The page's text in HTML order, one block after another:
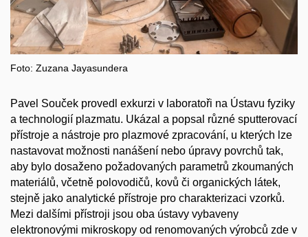
Foto: Zuzana Jayasundera
Pavel Souček provedl exkurzi v laboratoři na Ústavu fyziky
a technologií plazmatu. Ukázal a popsal různé sputterovací
přístroje a nástroje pro plazmové zpracování, u kterých lze
nastavovat možnosti nanášení nebo úpravy povrchů tak,
aby bylo dosaženo požadovaných parametrů zkoumaných
materiálů, včetně polovodičů, kovů či organických látek,
stejně jako analytické přístroje pro charakterizaci vzorků.
Mezi dalšími přístroji jsou oba ústavy vybaveny
elektronovými mikroskopy od renomovaných výrobců zde v